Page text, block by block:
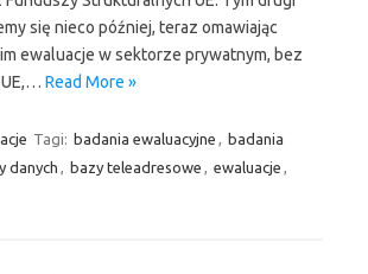
się nieco później, teraz omawiając
ewaluacje w sektorze prywatnym, bez
UE,… Read More »
Tagi: badania ewaluacyjne , badania
danych , bazy teleadresowe , ewaluacje ,